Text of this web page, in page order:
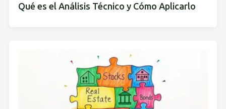
Qué es el Análisis Técnico y Cómo Aplicarlo